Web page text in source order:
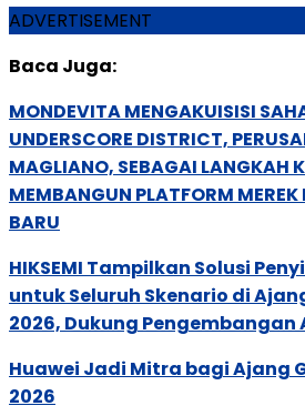
ADVERTISEMENT
Baca Juga:
MONDEVITA MENGAKUISISI
UNDERSCORE DISTRICT,
MAGLIANO, SEBAGAI LANGKAH
MEMBANGUN PLATFORM
BARU
HIKSEMI Tampilkan Solusi
untuk Seluruh Skenario di
2026, Dukung Pengembangan
Huawei Jadi Mitra bagi Ajang
2026